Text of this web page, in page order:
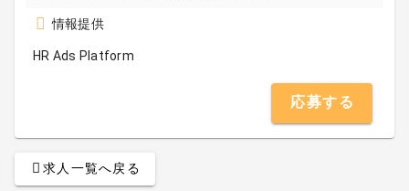
情報提供
HR Ads Platform
応募する
求人一覧へ戻る